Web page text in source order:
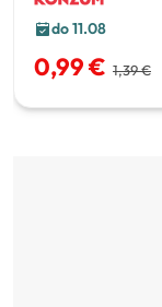
do 11.08
0,99 € 1,39 €